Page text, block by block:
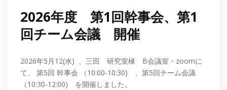
2026年度 第1回幹事会、第1
回チーム会議 開催
2026年5月12(水) 、三田 研究室棟 B会議室・zoomに
て、 第5回 幹事会 （10:00-10:30) 、第5回チーム会議
（10:30-12:00) を開催しました。